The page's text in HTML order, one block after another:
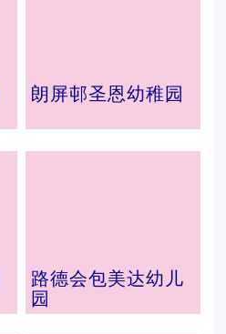
朗屏邨圣恩幼稚园
路德会包美达幼儿
园